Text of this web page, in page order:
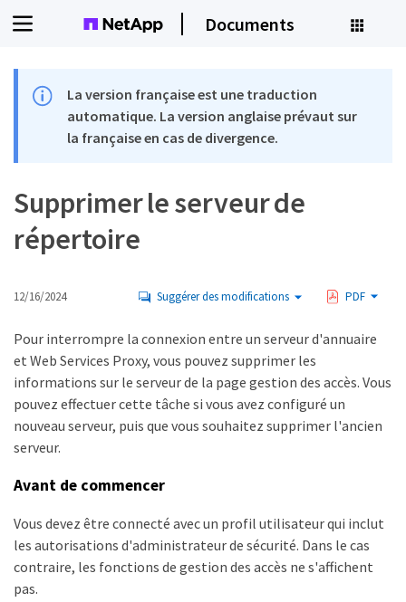
Documents
La version française est une traduction
automatique. La version anglaise prévaut sur
la française en cas de divergence.
Supprimer le serveur de
répertoire
12/16/2024 Suggérer des modifications PDF
Pour interrompre la connexion entre un serveur d'annuaire
et Web Services Proxy, vous pouvez supprimer les
informations sur le serveur de la page gestion des accès. Vous
pouvez effectuer cette tâche si vous avez configuré un
nouveau serveur, puis que vous souhaitez supprimer l'ancien
serveur.
Avant de commencer
Vous devez être connecté avec un profil utilisateur qui inclut
les autorisations d'administrateur de sécurité. Dans le cas
contraire, les fonctions de gestion des accès ne s'affichent
pas.